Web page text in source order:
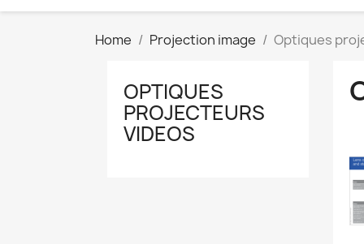
Home Projection image Optiques
OPTIQUES
PROJECTEURS
VIDEOS